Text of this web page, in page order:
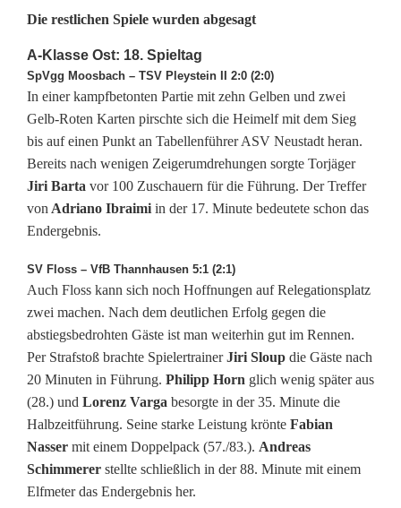
d
o
r
f
i
s
t
d
i
e
b
e
s
Die restlichen Spiele wurden abgesagt
A-Klasse Ost: 18. Spieltag
SpVgg Moosbach – TSV Pleystein II 2:0 (2:0)
In einer kampfbetonten Partie mit zehn Gelben und zwei
Gelb-Roten Karten pirschte sich die Heimelf mit dem Sieg
bis auf einen Punkt an Tabellenführer ASV Neustadt heran.
Bereits nach wenigen Zeigerumdrehungen sorgte Torjäger
Jiri Barta vor 100 Zuschauern für die Führung. Der Treffer
von Adriano Ibraimi in der 17. Minute bedeutete schon das
Endergebnis.
SV Floss – VfB Thannhausen 5:1 (2:1)
Auch Floss kann sich noch Hoffnungen auf Relegationsplatz
zwei machen. Nach dem deutlichen Erfolg gegen die
abstiegsbedrohten Gäste ist man weiterhin gut im Rennen.
Per Strafstoß brachte SpielertrainerJiri Sloup die Gäste nach
20 Minuten in Führung. Philipp Horn glich wenig später aus
(28.) und Lorenz Varga besorgte in der 35. Minute die
Halbzeitführung. Seine starke Leistung krönte Fabian
Nasser mit einem Doppelpack (57./83.). Andreas
Schimmerer stellte schließlich in der 88. Minute mit einem
Elfmeter das Endergebnis her.